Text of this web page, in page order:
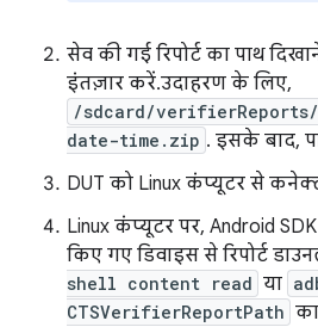
सेव की गई रिपोर्ट का पाथ
इंतज़ार करें. उदाहरण के लिए,
/sdcard/
date-time.zip . इसके बाद,
DUT को Linux कंप्यूटर से
Linux कंप्यूटर पर, Android
किए गए डिवाइस से रिपोर्ट
shell content read या
CTSVerifierReportPath